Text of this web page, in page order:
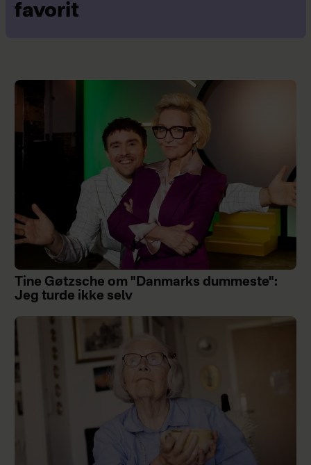
favorit
Tine Gøtzsche om "Danmarks dummeste":
Jeg turde ikke selv